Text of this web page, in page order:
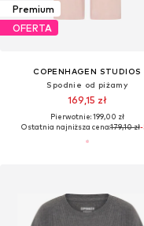
Premium
OFERTA
COPENHAGEN STUDIOS
Spodnie od piżamy
169,15 zł
Pierwotnie: 199,00 zł
Ostatnia najniższa cena:179,10 zł-